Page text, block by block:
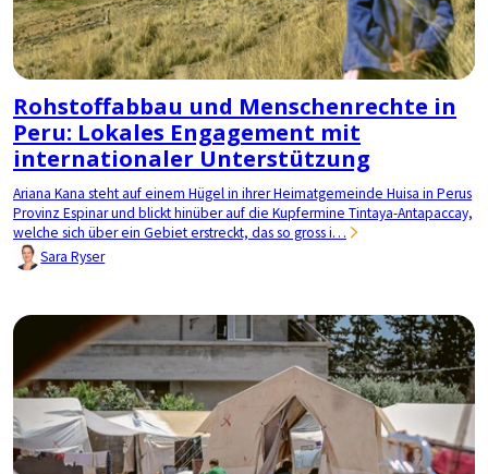
Rohstoffabbau und Menschenrechte in
Peru: Lokales Engagement mit
internationaler Unterstützung
Ariana Kana steht auf einem Hügel in ihrer Heimatgemeinde Huisa in Perus
Provinz Espinar und blickt hinüber auf die Kupfermine Tintaya-Antapaccay,
welche sich über ein Gebiet erstreckt, das so gross i…
Sara Ryser